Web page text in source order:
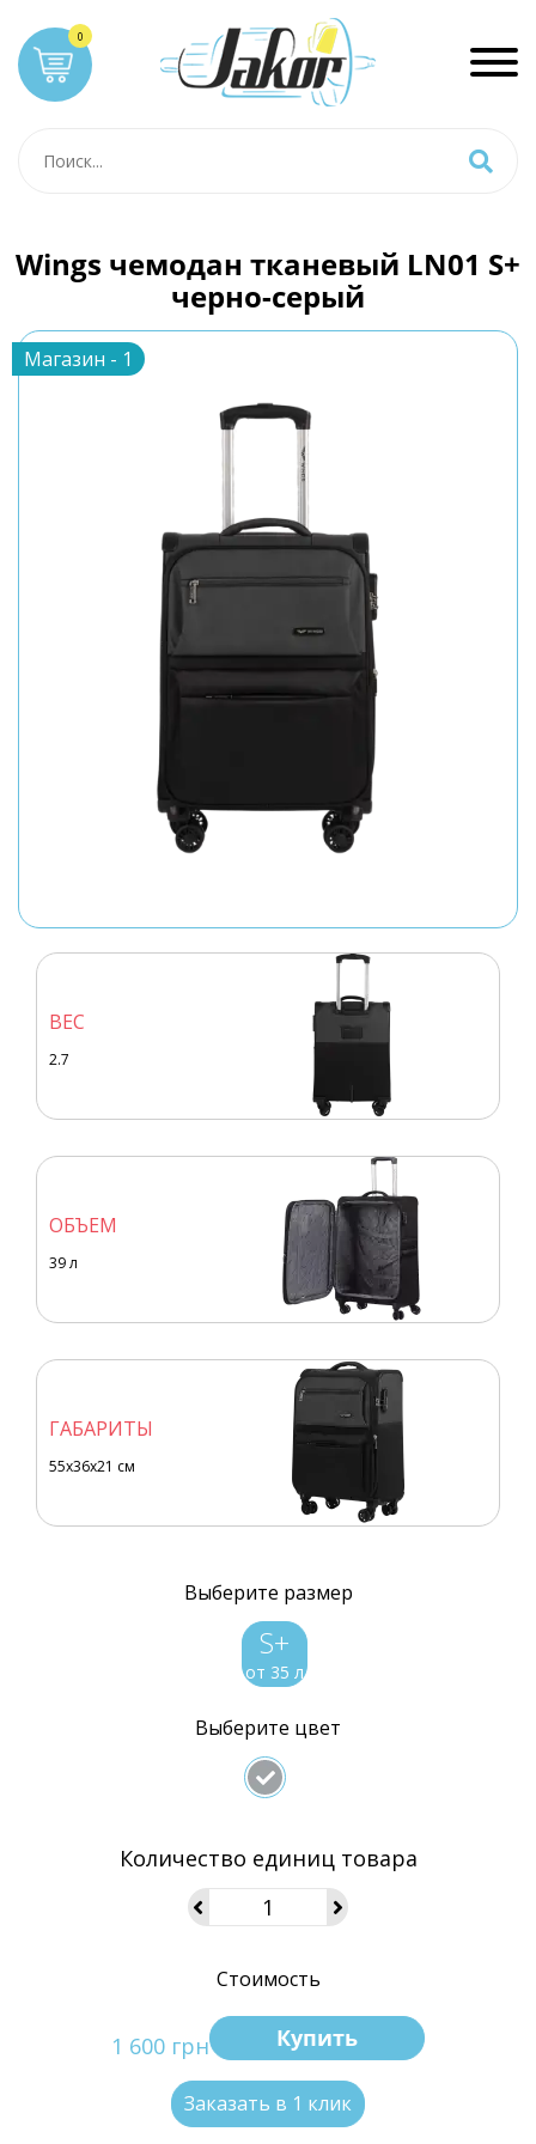
Wings чемодан тканевый LN01 S+
черно-серый
ВЕС
2.7
ОБЪЕМ
39л
ГАБАРИТЫ
55x36x21 см
Магазин - 1
Выберите размер
S+
от 35 л
Выберите цвет
Количество единиц товара
Стоимость
1 600 грн Купить
Заказать в 1 клик